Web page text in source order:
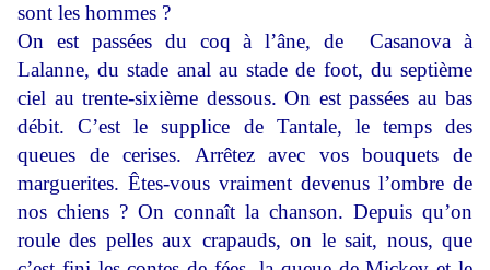
sont les hommes ?
On est passées du coq à l’âne, de Casanova à
Lalanne, du stade anal au stade de foot, du septième
ciel au trente-sixième dessous. On est passées au bas
débit. C’est le supplice de Tantale, le temps des
queues de cerises. Arrêtez avec vos bouquets de
marguerites. Êtes-vous vraiment devenus l’ombre de
nos chiens ? On connaît la chanson. Depuis qu’on
roule des pelles aux crapauds, on le sait, nous, que